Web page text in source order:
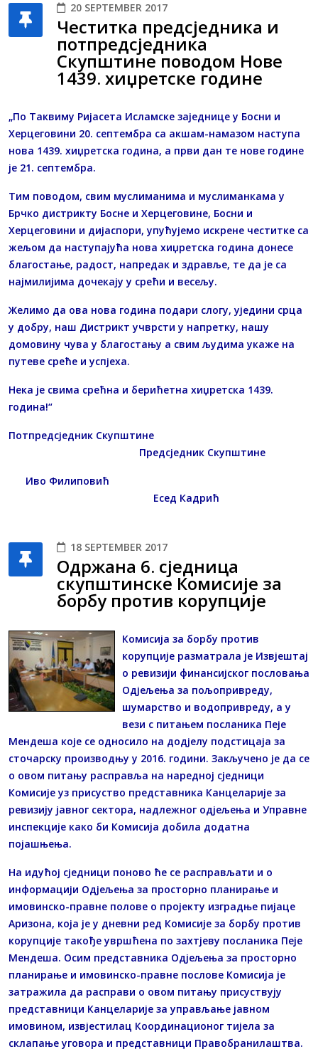
20 SEPTEMBER 2017
Честитка предсједника и
потпредсједника
Скупштине поводом Нове
1439. хиџретске године
„По Таквиму Ријасета Исламске заједнице у Босни и
Херцеговини 20. септембра сa акшам-намазом наступа
нова 1439. хиџретска година, а први дан те нове године
је 21. септембра.
Тим поводом, свим муслиманима и муслиманкама у
Брчко дистрикту Босне и Херцеговине, Босни и
Херцеговини и дијаспори, упућујемо искрене честитке са
жељом да наступајућа нова хиџретска година донесе
благостање, радост, напредак и здравље, те да је са
најмилијима дочекају у срећи и весељу.
Желимо да ова нова година подари слогу, уједини срца
у добру, наш Дистрикт учврсти у напретку, нашу
домовину чува у благостању а свим људима укаже на
путеве среће и успјеха.
Нека је свима срећна и берићетна хиџретска 1439.
година!“
Потпредсједник Скупштине
Предсједник Скупштине
Иво Филиповић
Есед Кадрић
18 SEPTEMBER 2017
Одржана 6. сједница
скупштинске Комисије за
борбу против корупције
Комисија за борбу против
корупције разматрала је Извјештај
о ревизији финансијског пословања
Одјељења за пољопривреду,
шумарство и водопривреду, а у
вези с питањем посланика Пеје
Мендеша које се односило на додјелу подстицаја за
сточарску производњу у 2016. години. Закључено је да се
о овом питању расправља на наредној сједници
Комисије уз присуство представника Канцеларије за
ревизију јавног сектора, надлежног одјељења и Управне
инспекције како би Комисија добила додатна
појашњења.
На идућој сједници поново ће се расправљати и о
информацији Одјељења за просторно планирање и
имовинско-правне полове о пројекту изградње пијаце
Аризона, која је у дневни ред Комисије за борбу против
корупције такође увршћена по захтјеву посланика Пеје
Мендеша. Осим представника Одјељења за просторно
планирање и имовинско-правне послове Комисија је
затражила да расправи о овом питању присуствују
представници Канцеларије за управљање јавном
имовином, извјестилац Координационог тијела за
склапање уговора и представници Правобранилаштва.